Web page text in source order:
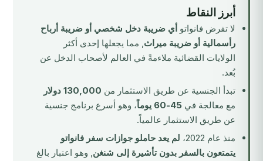
أبرز النقاط
لا تفرض فانواتو أي ضريبة دخل شخصي أو ضريبة أرباح
رأسمالية أو ضريبة ميراث, مما يجعلها إحدى أكثر
الولايات القضائية ملاءمةً في العالم لأصحاب الدخل عن
بُعد.
تبدأ الجنسية عن طريق الاستثمار من 130,000 دولار
مع معالجة في 45-60 يوماً
، وهو أسرع برنامج جنسية
عن طريق الاستثمار عالمياً.
منذ عام 2022،
لم يعد حاملو جوازات سفر فانواتو
يتمتعون بالسفر بدون تأشيرة إلى شنغن, وهو اعتبار بالغ